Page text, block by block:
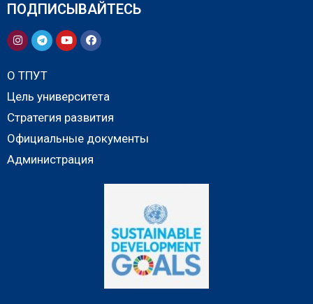
ПОДПИСЫВАЙТЕСЬ
О ТПУТ
Цель университета
Стратегия развития
Официальные документы
Администрация